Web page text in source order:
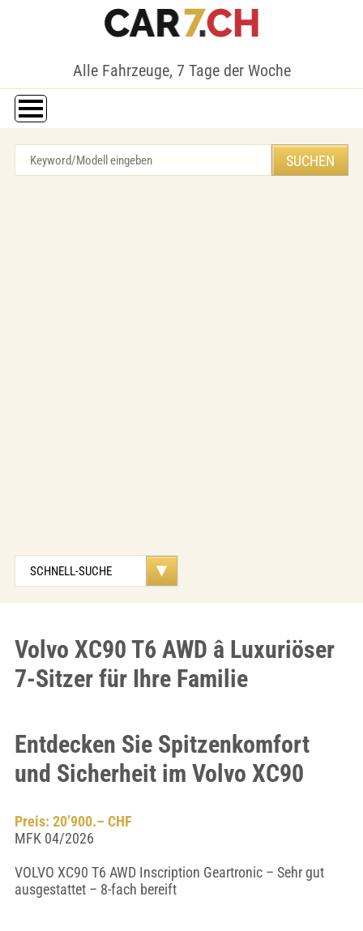
Alle Fahrzeuge, 7 Tage der Woche
Volvo XC90 T6 AWD â Luxuriöser
7-Sitzer für Ihre Familie
Entdecken Sie Spitzenkomfort
und Sicherheit im Volvo XC90
Preis: 20’900.– CHF
MFK 04/2026
VOLVO XC90 T6 AWD Inscription Geartronic – Sehr gut
ausgestattet – 8-fach bereift